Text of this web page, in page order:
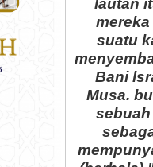
suatu
Bani
Musa.
Syari'at
Prof. DR.